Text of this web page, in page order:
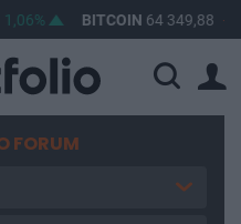
BITCOIN 64 349,88 -
FORUM